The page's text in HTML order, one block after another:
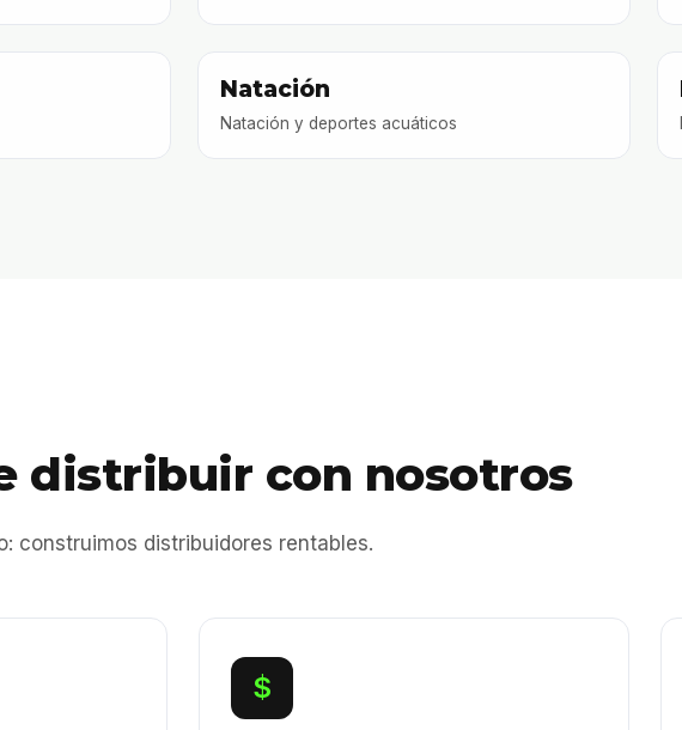
Natación
Natación y deportes acuáticos
distribuir con nosotros
construimos distribuidores rentables.
$